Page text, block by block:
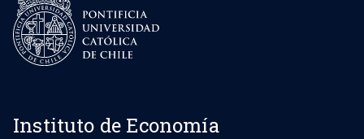
Instituto de Economía